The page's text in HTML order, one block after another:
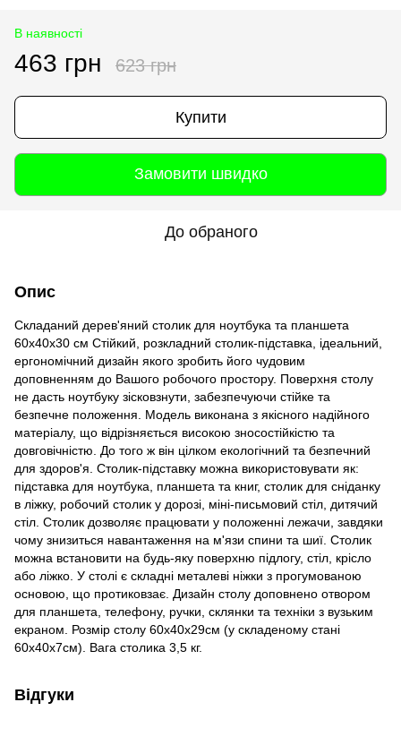
В наявності
463 грн 623 грн
Купити
Замовити швидко
До обраного
Опис
Складаний дерев'яний столик для ноутбука та планшета
60х40х30 см Стійкий, розкладний столик-підставка, ідеальний,
ергономічний дизайн якого зробить його чудовим
доповненням до Вашого робочого простору. Поверхня столу
не дасть ноутбуку зісковзнути, забезпечуючи стійке та
безпечне положення. Модель виконана з якісного надійного
матеріалу, що відрізняється високою зносостійкістю та
довговічністю. До того ж він цілком екологічний та безпечний
для здоров'я. Столик-підставку можна використовувати як:
підставка для ноутбука, планшета та книг, столик для сніданку
в ліжку, робочий столик у дорозі, міні-письмовий стіл, дитячий
стіл. Столик дозволяє працювати у положенні лежачи, завдяки
чому знизиться навантаження на м'язи спини та шиї. Столик
можна встановити на будь-яку поверхню підлогу, стіл, крісло
або ліжко. У столі є складні металеві ніжки з прогумованою
основою, що протиковзає. Дизайн столу доповнено отвором
для планшета, телефону, ручки, склянки та техніки з вузьким
екраном. Розмір столу 60x40x29см (у складеному стані
60х40х7см). Вага столика 3,5 кг.
Відгуки